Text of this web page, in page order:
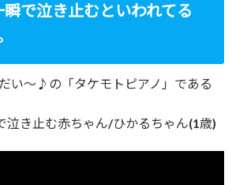
で泣き止むといわれてる
い～♪の「タケモトピアノ」である
泣き止む赤ちゃん/ひかるちゃん(1歳)